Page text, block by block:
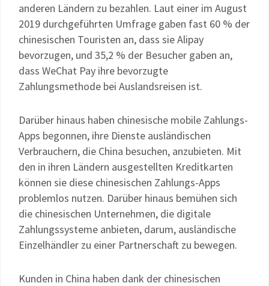
anderen Ländern zu bezahlen. Laut einer im August
2019 durchgeführten Umfrage gaben fast 60 % der
chinesischen Touristen an, dass sie Alipay
bevorzugen, und 35,2 % der Besucher gaben an,
dass WeChat Pay ihre bevorzugte
Zahlungsmethode bei Auslandsreisen ist.
Darüber hinaus haben chinesische mobile Zahlungs-
Apps begonnen, ihre Dienste ausländischen
Verbrauchern, die China besuchen, anzubieten. Mit
den in ihren Ländern ausgestellten Kreditkarten
können sie diese chinesischen Zahlungs-Apps
problemlos nutzen. Darüber hinaus bemühen sich
die chinesischen Unternehmen, die digitale
Zahlungssysteme anbieten, darum, ausländische
Einzelhändler zu einer Partnerschaft zu bewegen.
Kunden in China haben dank der chinesischen